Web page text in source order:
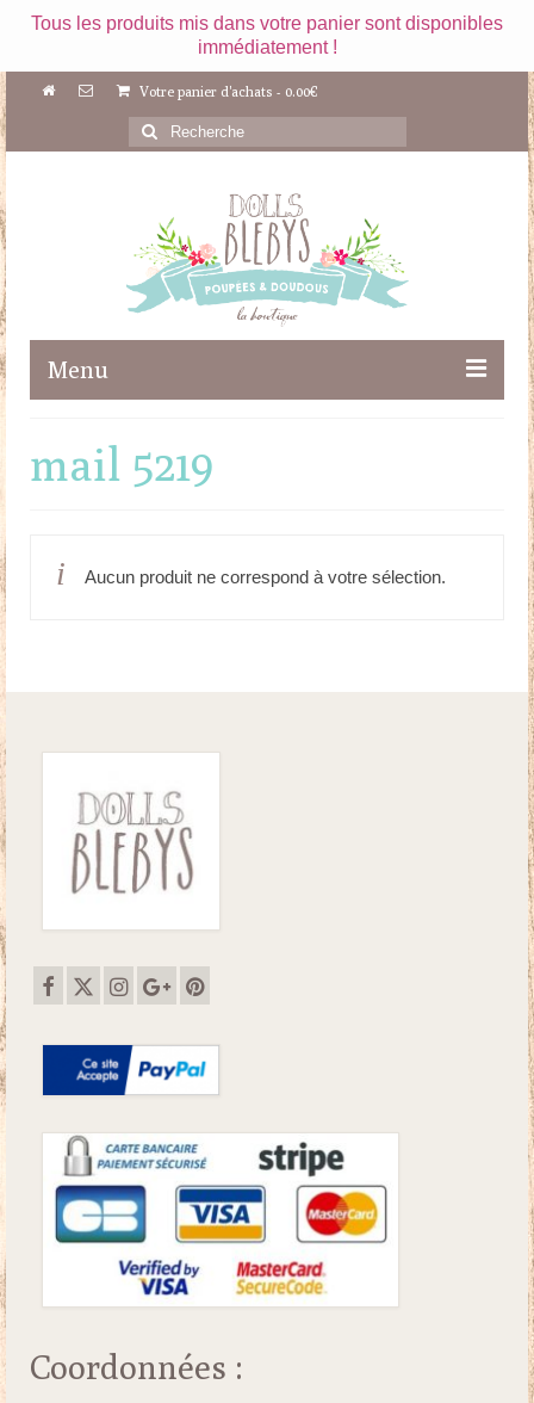
Tous les produits mis dans votre panier sont disponibles
immédiatement !
Votre panier d'achats - 0.00€
Rechercher
:
Menu
Maileg
Doudous
mail 5219
Aucun produit ne correspond à votre sélection.
Coordonnées :